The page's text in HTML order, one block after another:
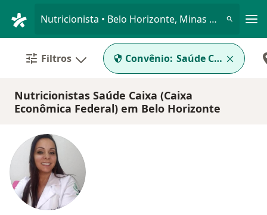
Nutricionista • Belo Horizonte, Minas Gerais MG
Filtros Convênio: Saúde Caixa
Nutricionistas Saúde Caixa (Caixa
Econômica Federal) em Belo Horizonte